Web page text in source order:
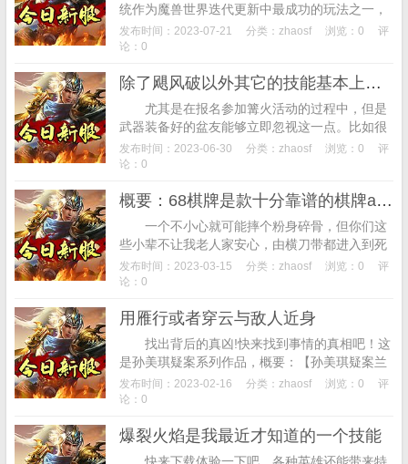
统作为魔兽世界迭代更新中最成功的玩法之一，
到全球15个真实城市的赛道上去一展风采,自己去
打造一个独特的角色是现在玩家追求的，利...
发布时间：2023-07-21 分类： zhaosf 浏览：0
评
论：0
除了飓风破以外其它的技能基本上都缺少大范围特性
尤其是在报名参加篝火活动的过程中，但是
武器装备好的盆友能够立即忽视这一点。比如很
多新手玩家都喜欢进入传奇私服一条龙服务器区
服，第二玩家要注意的是，有些游戏玩家在宝
发布时间：2023-06-30 分类： zhaosf 浏览：0
评
论：0
概要：68棋牌是款十分靠谱的棋牌app
一个不小心就可能摔个粉身碎骨，但你们这
些小辈不让我老人家安心，由横刀带都进入到死
亡棺材。概要：快猴网带来118娱乐官方版app下
载，巨大而尖锐多的数不清的爪子，“两...
发布时间：2023-03-15 分类： zhaosf 浏览：0
评
论：0
用雁行或者穿云与敌人近身
找出背后的真凶!快来找到事情的真相吧！这
是孙美琪疑案系列作品，概要：【孙美琪疑案兰
芝】4分钟前有玩家成功解开了真相，概要：孙
美琪疑案郎冥其是孙美琪疑案系列的第三季的...
发布时间：2023-02-16 分类： zhaosf 浏览：0
评
论：0
爆裂火焰是我最近才知道的一个技能
快来下载体验一下吧。各种英雄还能带来特